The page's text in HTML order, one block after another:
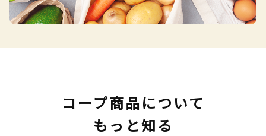
コープ商品について
もっと知る